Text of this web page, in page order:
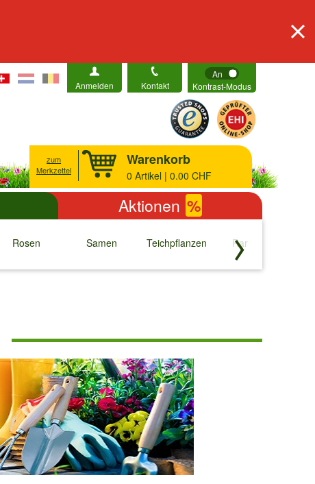
Anmelden Kontakt
An
Kontrast-Modus
zum
Merkzettel
Warenkorb
0 Artikel | 0.00 CHF
Aktionen %
Rosen Samen
↓
Teichpflanzen
↓
Raritäten
↓